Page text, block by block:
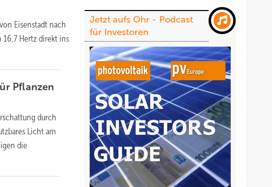
Eisenstadt nach
Hertz direkt ins
Pflanzen
durch
Licht am
die
Jetzt aufs Ohr - Podcast
für Investoren